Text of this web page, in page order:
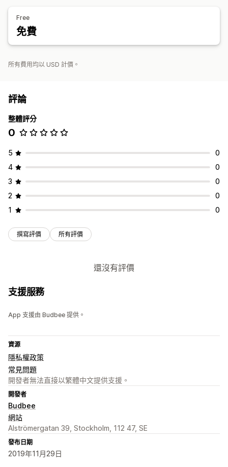
Free
免費
所有費用均以 USD 計價。
評論
整體評分
0
5
0
4
0
3
0
2
0
1
0
撰寫評價 所有評價
還沒有評價
支援服務
App 支援由 Budbee 提供。
資源
隱私權政策
常見問題
開發者無法直接以繁體中文提供支援。
開發者
Budbee
網站
Alströmergatan 39, Stockholm, 112 47, SE
發布日期
2019年11月29日